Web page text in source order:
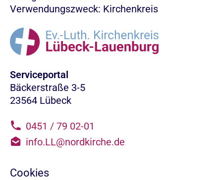
Verwendungszweck: Kirchenkreis
Serviceportal
Bäckerstraße 3-5
23564 Lübeck
0451 / 79 02-01
info.LL@nordkirche.de
Cookies